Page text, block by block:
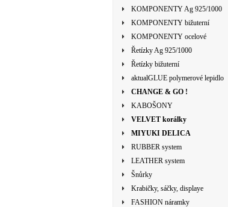
KOMPONENTY Ag 925/1000
KOMPONENTY bižuterní
KOMPONENTY ocelové
Řetízky Ag 925/1000
Řetízky bižuterní
aktualGLUE polymerové lepidlo
CHANGE & GO !
KABOŠONY
VELVET korálky
MIYUKI DELICA
RUBBER system
LEATHER system
Šnůrky
Krabičky, sáčky, displaye
FASHION náramky